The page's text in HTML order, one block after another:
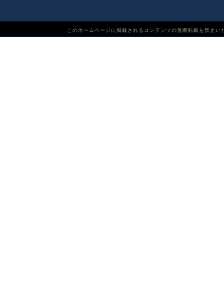
このホームページに掲載されるコンテンツの無断転載を禁